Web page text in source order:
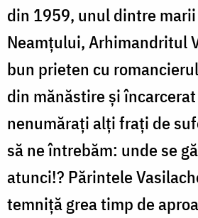
din 1959, unul dintre
Neamțului, Arhimandritul
bun prieten cu
din mănăstire şi
nenumăraţi alţi fraţi de
să ne întrebăm: unde se
atunci!? Părintele
temniţă grea timp de